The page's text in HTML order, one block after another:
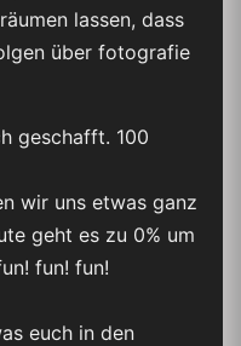
lassen, dass
über fotografie
geschafft. 100
wir uns etwas ganz
geht es zu 0% um
fun! fun!
euch in den